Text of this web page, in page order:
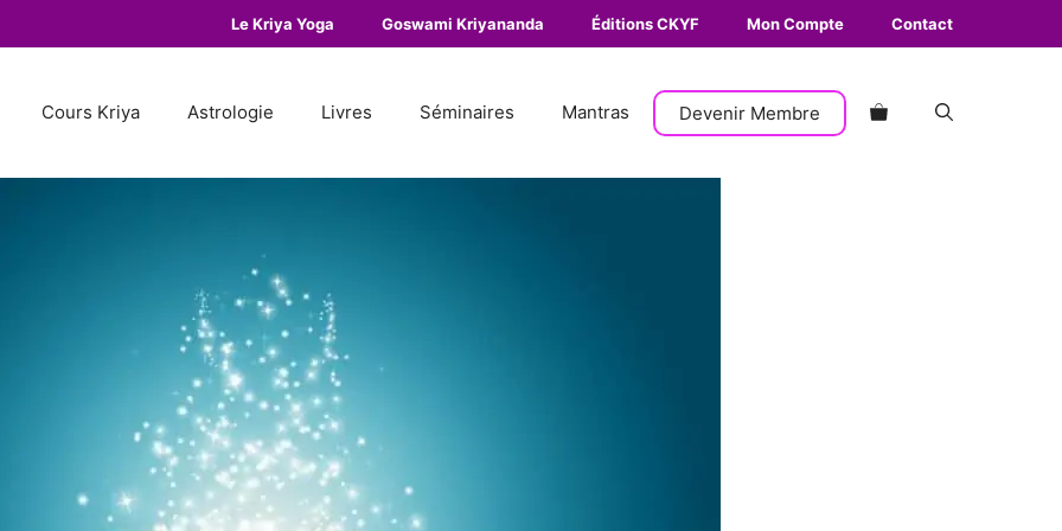
Le Kriya Yoga Goswami Kriyananda Éditions CKYF Mon Compte Contact
Cours Kriya Astrologie Livres Séminaires Mantras Devenir Membre